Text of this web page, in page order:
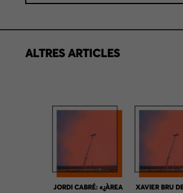
ALTRES ARTICLES
JORDI CABRÉ: «¿ÀREA XAVIER BRU